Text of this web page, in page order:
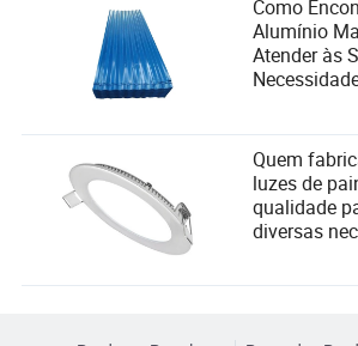
Como
Alumínio
Atender às
Quem
luzes de
qualidade
diversas
de